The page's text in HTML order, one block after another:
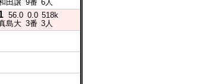
田譲 9番 6人
56.0 0.0 518k
島大 3番 3人